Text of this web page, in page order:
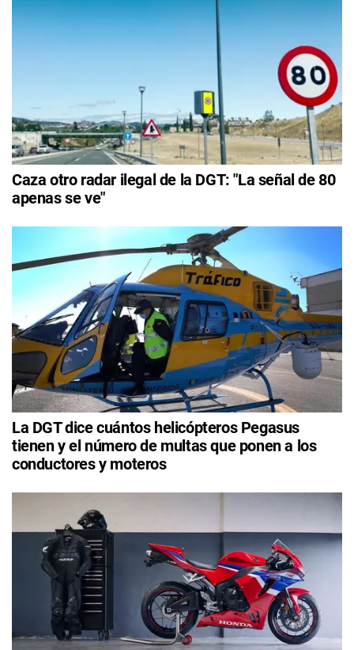
Caza otro radar ilegal de la DGT: "La señal de 80
apenas se ve"
La DGT dice cuántos helicópteros Pegasus
tienen y el número de multas que ponen a los
conductores y moteros